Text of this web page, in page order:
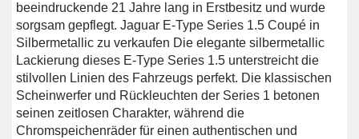
beeindruckende 21 Jahre lang in Erstbesitz und wurde
sorgsam gepflegt. Jaguar E-Type Series 1.5 Coupé in
Silbermetallic zu verkaufen Die elegante silbermetallic
Lackierung dieses E-Type Series 1.5 unterstreicht die
stilvollen Linien des Fahrzeugs perfekt. Die klassischen
Scheinwerfer und Rückleuchten der Series 1 betonen
seinen zeitlosen Charakter, während die
Chromspeichenräder für einen authentischen und